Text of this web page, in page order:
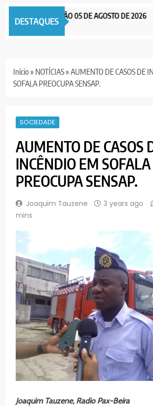
DESTAQUES
NOTICIAS EDIÇÃO 05 DE AGOSTO DE 2026
ago
Início » NOTÍCIAS» AUMENTO DE CASOS DE
SOFALA PREOCUPA SENSAP.
SOCIEDADE
AUMENTO DE CASOS
INCÊNDIO EM SOFALA
PREOCUPA SENSAP.
Joaquim Tauzene 3 years ago
mins
Joaquim Tauzene, Radio Pax-Beira